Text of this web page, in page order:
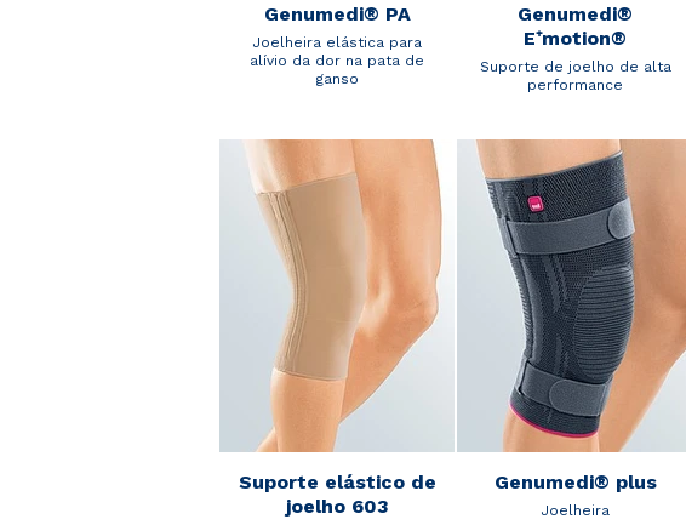
Genumedi® PA
Joelheira elástica para
alívio da dor na pata de
ganso
Genumedi®
E⁺motion®
Suporte de joelho de alta
performance
Suporte elástico de
joelho 603
Genumedi® plus
Joelheira